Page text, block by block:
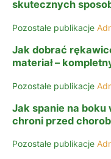
skutecznych
Pozostałe publikacje
Jak dobrać
materiał –
Pozostałe publikacje
Jak spanie na boku
chroni przed
Pozostałe publikacje